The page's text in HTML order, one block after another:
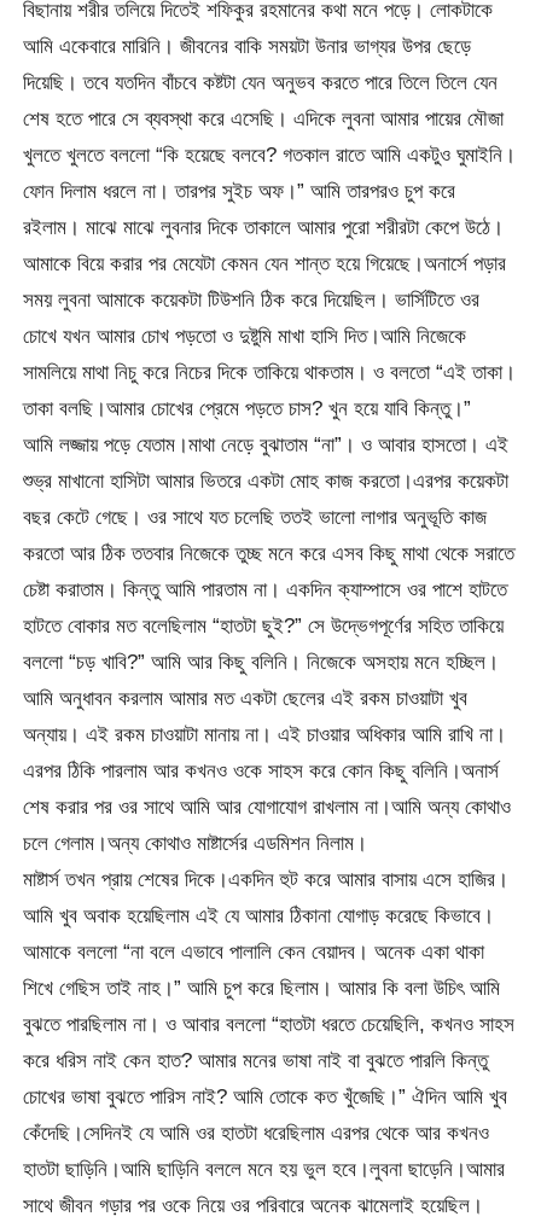
বিছানায় শরীর তলিয়ে দিতেই শফিকুর রহমানের কথা মনে পড়ে। লোকটাকে
আমি একেবারে মারিনি। জীবনের বাকি সময়টা উনার ভাগ্যর উপর ছেড়ে
দিয়েছি। তবে যতদিন বাঁচবে কষ্টটা যেন অনুভব করতে পারে তিলে তিলে যেন
শেষ হতে পারে সে ব্যবস্থা করে এসেছি। এদিকে লুবনা আমার পায়ের মৌজা
খুলতে খুলতে বললো “কি হয়েছে বলবে? গতকাল রাতে আমি একটুও ঘুমাইনি।
ফোন দিলাম ধরলে না। তারপর সুইচ অফ।” আমি তারপরও চুপ করে
রইলাম। মাঝে মাঝে লুবনার দিকে তাকালে আমার পুরো শরীরটা কেপে উঠে।
আমাকে বিয়ে করার পর মেযেটা কেমন যেন শান্ত হয়ে গিয়েছে।অনার্সে পড়ার
সময় লুবনা আমাকে কয়েকটা টিউশনি ঠিক করে দিয়েছিল। ভার্সিটিতে ওর
চোখে যখন আমার চোখ পড়তো ও দুষ্টুমি মাখা হাসি দিত।আমি নিজেকে
সামলিয়ে মাথা নিচু করে নিচের দিকে তাকিয়ে থাকতাম। ও বলতো “এই তাকা।
তাকা বলছি।আমার চোখের প্রেমে পড়তে চাস? খুন হয়ে যাবি কিন্তু।”
আমি লজ্জায় পড়ে যেতাম।মাথা নেড়ে বুঝাতাম “না”। ও আবার হাসতো। এই
শুভ্র মাখানো হাসিটা আমার ভিতরে একটা মোহ কাজ করতো।এরপর কয়েকটা
বছর কেটে গেছে। ওর সাথে যত চলেছি ততই ভালো লাগার অনুভূতি কাজ
করতো আর ঠিক ততবার নিজেকে তুচ্ছ মনে করে এসব কিছু মাথা থেকে সরাতে
চেষ্টা করাতাম। কিন্তু আমি পারতাম না। একদিন ক্যাম্পাসে ওর পাশে হাটতে
হাটতে বোকার মত বলেছিলাম “হাতটা ছুই?” সে উদ্ভেগপূর্ণের সহিত তাকিয়ে
বললো “চড় খাবি?” আমি আর কিছু বলিনি। নিজেকে অসহায় মনে হচ্ছিল।
আমি অনুধাবন করলাম আমার মত একটা ছেলের এই রকম চাওয়াটা খুব
অন্যায়। এই রকম চাওয়াটা মানায় না। এই চাওয়ার অধিকার আমি রাখি না।
এরপর ঠিকি পারলাম আর কখনও ওকে সাহস করে কোন কিছু বলিনি।অনার্স
শেষ করার পর ওর সাথে আমি আর যোগাযোগ রাখলাম না।আমি অন্য কোথাও
চলে গেলাম।অন্য কোথাও মাষ্টার্সের এডমিশন নিলাম।
মাষ্টার্স তখন প্রায় শেষের দিকে।একদিন হুট করে আমার বাসায় এসে হাজির।
আমি খুব অবাক হয়েছিলাম এই যে আমার ঠিকানা যোগাড় করেছে কিভাবে।
আমাকে বললো “না বলে এভাবে পালালি কেন বেয়াদব। অনেক একা থাকা
শিখে গেছিস তাই নাহ।” আমি চুপ করে ছিলাম। আমার কি বলা উচিৎ আমি
বুঝতে পারছিলাম না। ও আবার বললো “হাতটা ধরতে চেয়েছিলি, কখনও সাহস
করে ধরিস নাই কেন হাত? আমার মনের ভাষা নাই বা বুঝতে পারলি কিন্তু
চোখের ভাষা বুঝতে পারিস নাই? আমি তোকে কত খুঁজেছি।” ঐদিন আমি খুব
কেঁদেছি।সেদিনই যে আমি ওর হাতটা ধরেছিলাম এরপর থেকে আর কখনও
হাতটা ছাড়িনি।আমি ছাড়িনি বললে মনে হয় ভুল হবে।লুবনা ছাড়েনি।আমার
সাথে জীবন গড়ার পর ওকে নিয়ে ওর পরিবারে অনেক ঝামেলাই হয়েছিল।